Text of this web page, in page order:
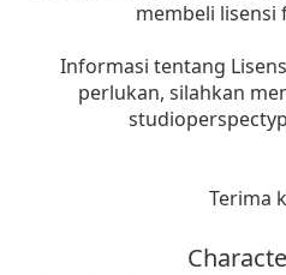
membeli
Informasi tentang
perlukan, silahkan
Terima